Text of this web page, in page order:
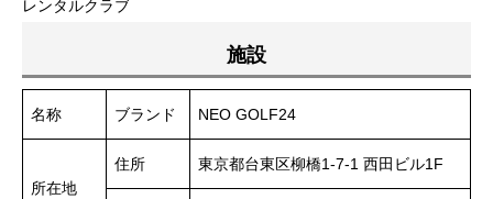
レンタルクラブ
施設
名称 ブランド NEO GOLF24
所在地
住所 東京都台東区柳橋1-7-1 西田ビル1F